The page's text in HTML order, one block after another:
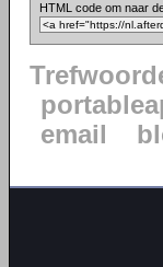
HTML code om naar
email